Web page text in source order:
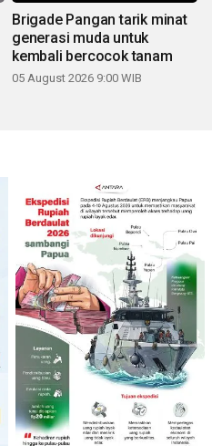
Brigade Pangan tarik minat
generasi muda untuk
kembali bercocok tanam
05 August 2026 9:00 WIB